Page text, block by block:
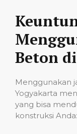
Beton
Menggunakan
Yogyakarta
yang bisa
konstruksi Anda: